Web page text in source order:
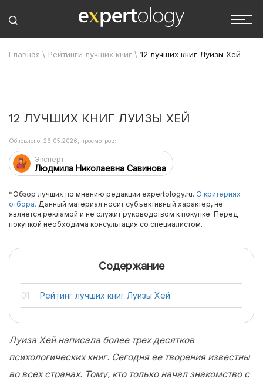
Главная \ Рейтинги лучших книг \ 12 лучших книг Луизы Хей
12 ЛУЧШИХ КНИГ ЛУИЗЫ ХЕЙ
Эксперт
Людмила Николаевна Савинова
Обновлено: 26.05.2026, просмотров:
*Обзор лучших по мнению редакции expertology.ru. О критериях
отбора. Данный материал носит субъективный характер, не
является рекламой и не служит руководством к покупке. Перед
покупкой необходима консультация со специалистом.
Содержание
Рейтинг лучших книг Луизы Хей
Луиза Хей написала более трех десятков
психологических книг. Сегодня ее творения известны
во всех странах. Тому, кто только начал знакомство с